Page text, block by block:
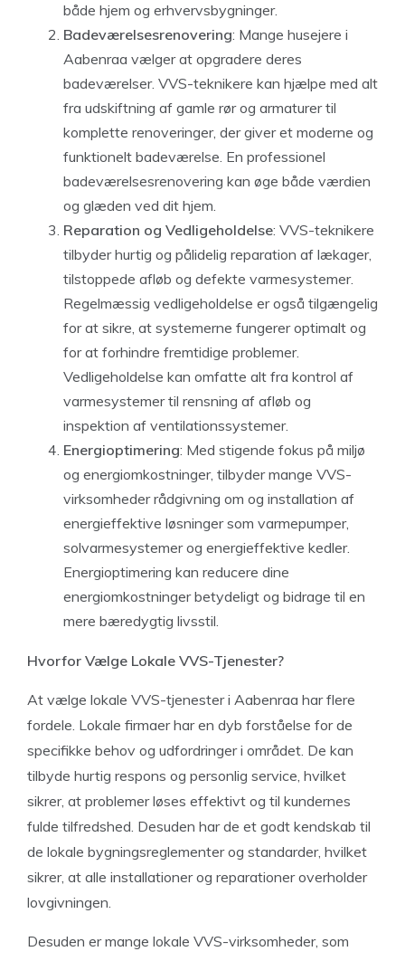
både hjem og erhvervsbygninger.
Badeværelsesrenovering: Mange husejere i
Aabenraa vælger at opgradere deres
badeværelser. VVS-teknikere kan hjælpe med alt
fra udskiftning af gamle rør og armaturer til
komplette renoveringer, der giver et moderne og
funktionelt badeværelse. En professionel
badeværelsesrenovering kan øge både værdien
og glæden ved dit hjem.
Reparation og Vedligeholdelse: VVS-teknikere
tilbyder hurtig og pålidelig reparation af lækager,
tilstoppede afløb og defekte varmesystemer.
Regelmæssig vedligeholdelse er også tilgængelig
for at sikre, at systemerne fungerer optimalt og
for at forhindre fremtidige problemer.
Vedligeholdelse kan omfatte alt fra kontrol af
varmesystemer til rensning af afløb og
inspektion af ventilationssystemer.
Energioptimering: Med stigende fokus på miljø
og energiomkostninger, tilbyder mange VVS-
virksomheder rådgivning om og installation af
energieffektive løsninger som varmepumper,
solvarmesystemer og energieffektive kedler.
Energioptimering kan reducere dine
energiomkostninger betydeligt og bidrage til en
mere bæredygtig livsstil.
Hvorfor Vælge Lokale VVS-Tjenester?
At vælge lokale VVS-tjenester i Aabenraa har flere
fordele. Lokale firmaer har en dyb forståelse for de
specifikke behov og udfordringer i området. De kan
tilbyde hurtig respons og personlig service, hvilket
sikrer, at problemer løses effektivt og til kundernes
fulde tilfredshed. Desuden har de et godt kendskab til
de lokale bygningsreglementer og standarder, hvilket
sikrer, at alle installationer og reparationer overholder
lovgivningen.
Desuden er mange lokale VVS-virksomheder, som